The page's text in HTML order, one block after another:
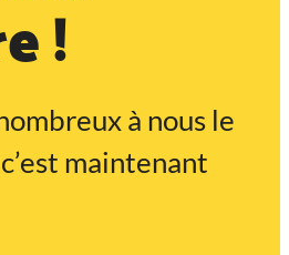
!
à nous le
maintenant